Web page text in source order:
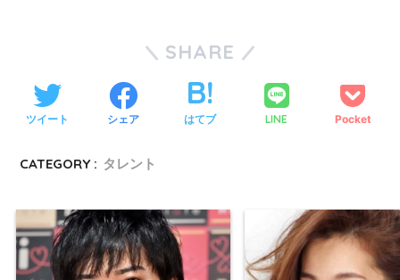
SHARE
ツイート シェア はてブ LINE Pocket
CATEGORY : タレント